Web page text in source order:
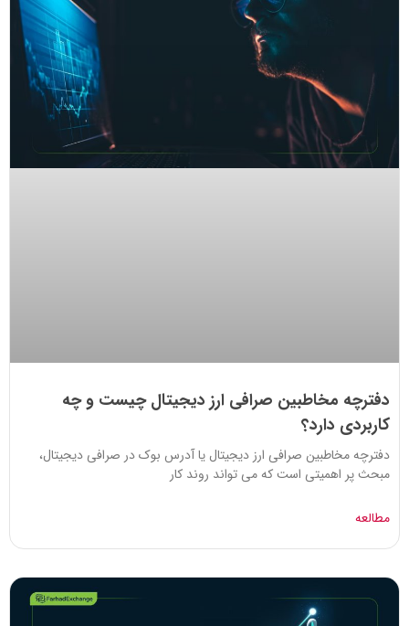
دفترچه مخاطبین صرافی ارز دیجیتال چیست و چه
کاربردی دارد؟
دفترچه مخاطبین صرافی ارز دیجیتال یا آدرس بوک در صرافی دیجیتال،
مبحث پر اهمیتی است که می تواند روند کار
مطالعه